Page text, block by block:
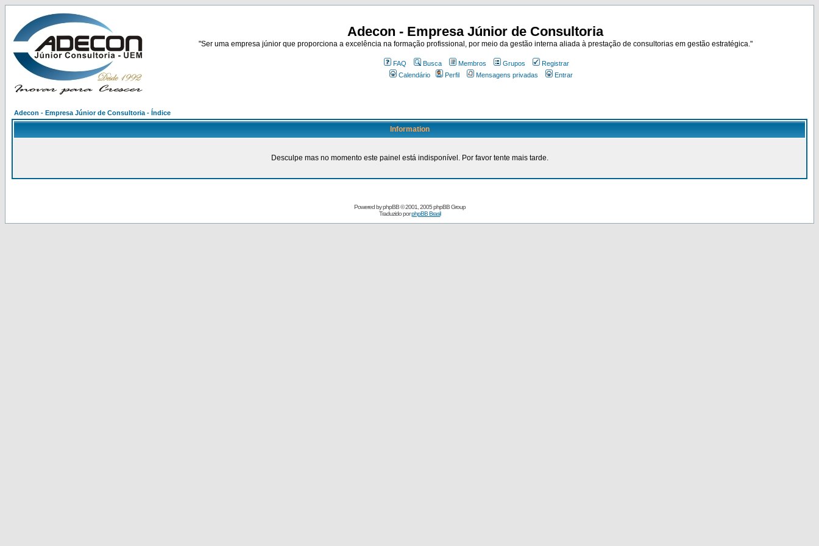
Adecon - Empresa Júnior de Consultoria
"Ser uma empresa júnior que proporciona a excelência na formação profissional, por meio da gestão interna aliada à prestação de consultorias em gestão estratégica."
FAQ Busca Membros Grupos
Registrar
Calendário
Perfil Mensagens privadas Entrar
Adecon - Empresa Júnior de Consultoria - Índice
Information
Desculpe mas no momento este painel está indisponível. Por favor tente mais tarde.
Powered byphpBB© 2001, 2005 phpBB Group
Traduzido porphpBB Brasil